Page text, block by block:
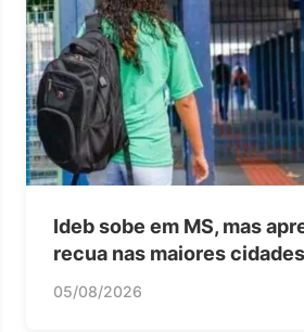
Ideb sobe em MS, mas
recua nas maiores cidades
05/08/2026